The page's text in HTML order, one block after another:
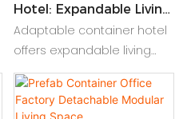
Hotel: Expandable Living
House And Mobile
Homes
Adaptable container hotel
offers expandable living
houses and mobile homes,
providing flexible, stylish,
and cost-effective